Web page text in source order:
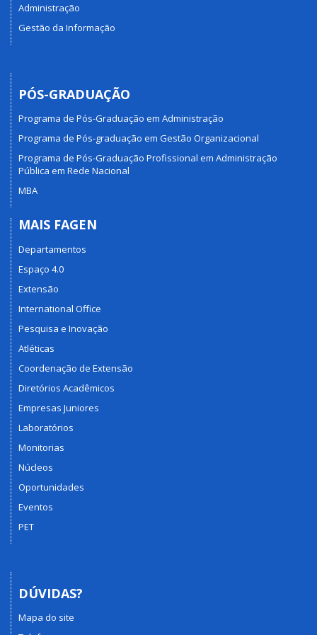
Administração
Gestão da Informação
PÓS-GRADUAÇÃO
Programa de Pós-Graduação em Administração
Programa de Pós-graduação em Gestão Organizacional
Programa de Pós-Graduação Profissional em Administração
Pública em Rede Nacional
MBA
MAIS FAGEN
Departamentos
Espaço 4.0
Extensão
International Office
Pesquisa e Inovação
Atléticas
Coordenação de Extensão
Diretórios Acadêmicos
Empresas Juniores
Laboratórios
Monitorias
Núcleos
Oportunidades
Eventos
PET
DÚVIDAS?
Mapa do site